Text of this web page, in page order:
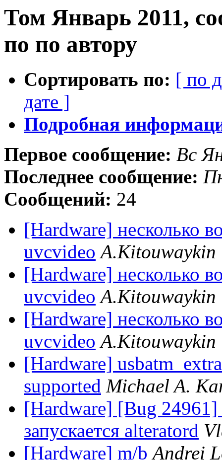
Том Январь 2011,
по по автору
Сортировать по: [ по
дате ]
Подробная
Первое сообщение: Вс
Последнее сообщение:
Сообщений: 24
[Hardware] несколько
uvcvideo A.Kitouwaykin
[Hardware] несколько
uvcvideo A.Kitouwaykin
[Hardware] несколько
uvcvideo A.Kitouwaykin
[Hardware]
supported Michael A.
[Hardware] [Bug
запускается alteratord
[Hardware] m/b Andrei